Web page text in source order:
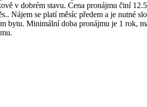
v dobrém stavu. Cena pronájmu činí
Nájem se platí měsíc předem a je
bytu. Minimální doba pronájmu je 1 rok,